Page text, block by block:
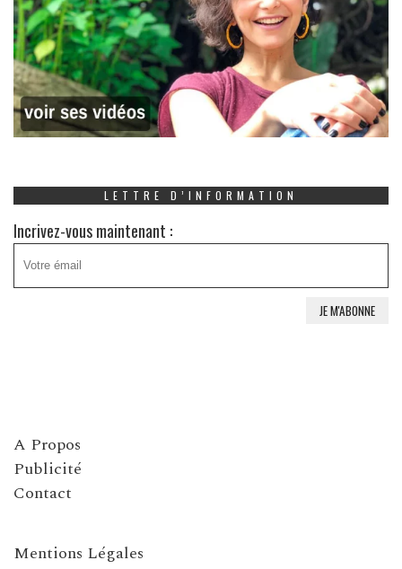
LETTRE D’INFORMATION
Incrivez-vous maintenant :
A Propos
Publicité
Contact
Mentions Légales